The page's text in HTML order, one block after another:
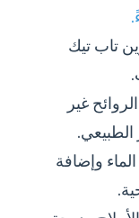
تاب تيك
غير
وإضافة